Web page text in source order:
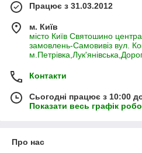
Працює з 31.03.2012
м. Київ
місто Київ Святошино
замовлень-Самовивіз вул.
Контакти
Сьогодні працює з 10:00
Показати весь графік
Про нас